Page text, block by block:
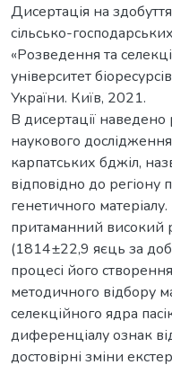
Дисертація на
сільсько-
«Розведення та
університет
України. Київ, 2021.
В дисертації
наукового
карпатських бджіл,
відповідно до
генетичного
притаманний високий
(1814±22,9 яєць за
процесі його
методичного відбору
селекційного ядра
диференціалу ознак
достовірні зміни